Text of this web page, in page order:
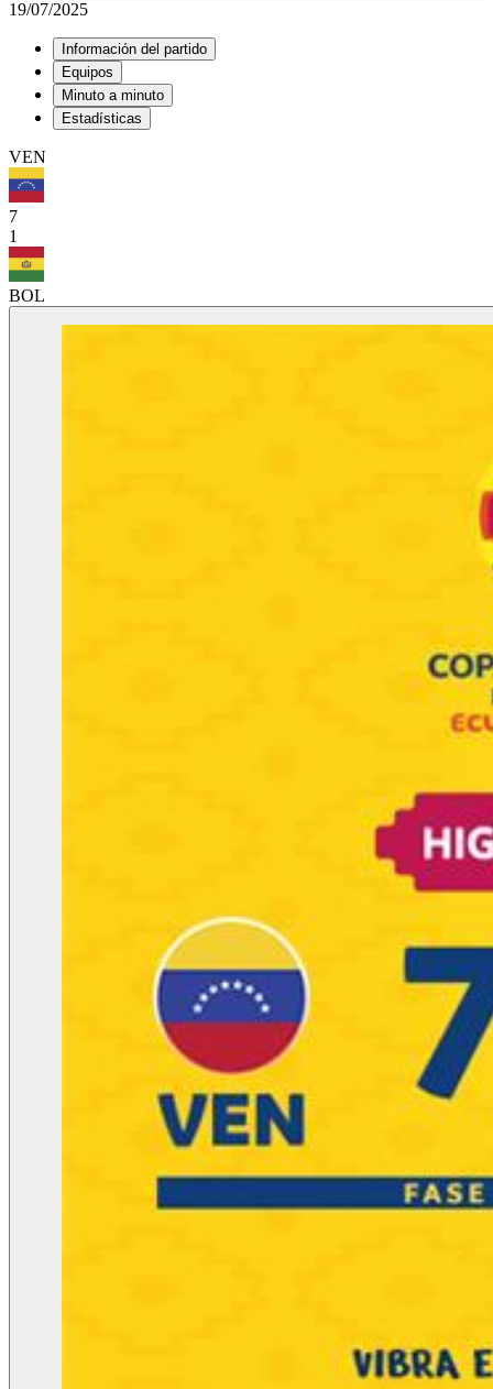
19/07/2025
Información del partido
Equipos
Minuto a minuto
Estadísticas
VEN
7
1
BOL